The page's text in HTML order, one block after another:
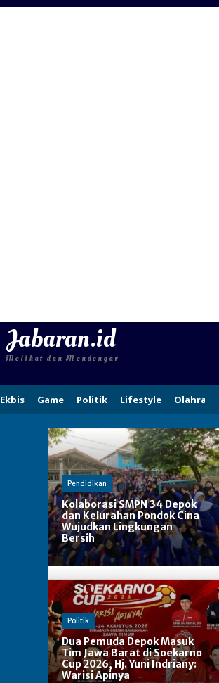
Jabaran.id
Melihat dan Mendengar
Ekbis Game Politik Lifestyle Olahraga
Pendidikan
Kolaborasi SMPN 34 Depok
dan Kelurahan Pondok Cina
Wujudkan Lingkungan
Bersih
Politik
Dua Pemuda Depok Masuk
Tim Jawa Barat di Soekarno
Cup 2026, Hj. Yuni Indriany:
Warisi Apinya